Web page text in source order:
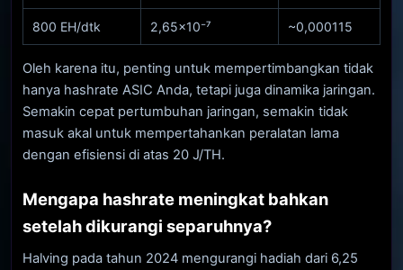
800 EH/dtk 2,65×10⁻⁷ ~0,000115
Oleh karena itu, penting untuk mempertimbangkan tidak
hanya hashrate ASIC Anda, tetapi juga dinamika jaringan.
Semakin cepat pertumbuhan jaringan, semakin tidak
masuk akal untuk mempertahankan peralatan lama
dengan efisiensi di atas 20 J/TH.
Mengapa hashrate meningkat bahkan
setelah dikurangi separuhnya?
Halving pada tahun 2024 mengurangi hadiah dari 6,25